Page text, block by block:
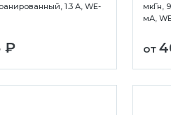
1.3 А, WE-
₽
мкГн,
мА,
от